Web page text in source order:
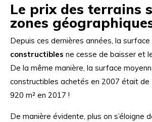
Le prix des terrains
zones
Depuis ces dernières années, la surface
constructibles ne cesse de baisser et
De la même manière, la surface
constructibles achetés en 2007 était de
920 m² en 2017 !
De manière évidente, plus on s’éloigne